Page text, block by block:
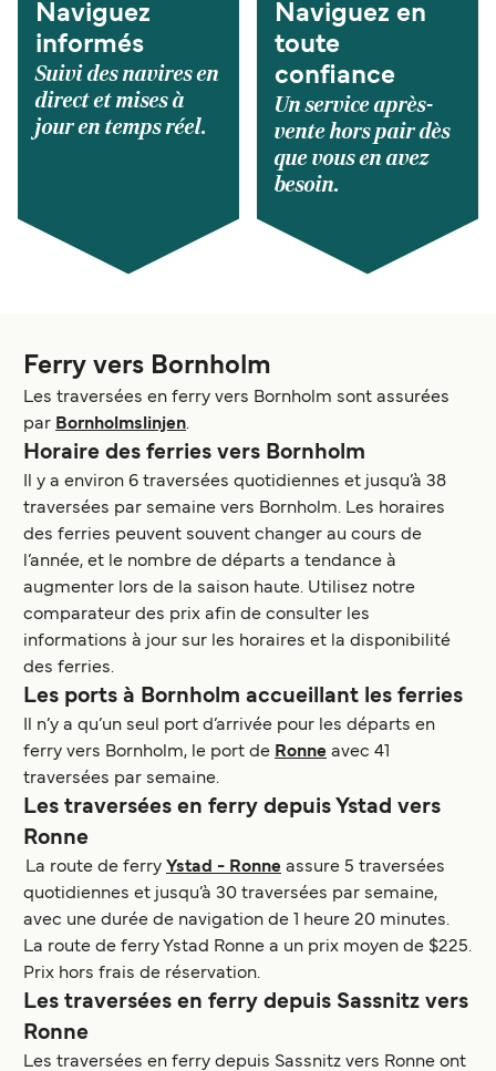
Naviguez
informés
Suivi des navires en
direct et mises à
jour en temps réel.
Naviguez en
toute
confiance
Un service après-
vente hors pair dès
que vous en avez
besoin.
Ferry vers Bornholm
Les traversées en ferry vers Bornholm sont assurées
par Bornholmslinjen.
Horaire des ferries vers Bornholm
Il y a environ 6 traversées quotidiennes et jusqu’à 38
traversées par semaine vers Bornholm. Les horaires
des ferries peuvent souvent changer au cours de
l’année, et le nombre de départs a tendance à
augmenter lors de la saison haute. Utilisez notre
comparateur des prix afin de consulter les
informations à jour sur les horaires et la disponibilité
des ferries.
Les ports à Bornholm accueillant les ferries
Il n’y a qu’un seul port d’arrivée pour les départs en
ferry vers Bornholm, le port de Ronne avec 41
traversées par semaine.
Les traversées en ferry depuis Ystad vers
Ronne
La route de ferry Ystad - Ronne assure 5 traversées
quotidiennes et jusqu’à 30 traversées par semaine,
avec une durée de navigation de 1 heure 20 minutes.
La route de ferry Ystad Ronne a un prix moyen de $225.
Prix hors frais de réservation.
Les traversées en ferry depuis Sassnitz vers
Ronne
Les traversées en ferry depuis Sassnitz vers Ronne ont